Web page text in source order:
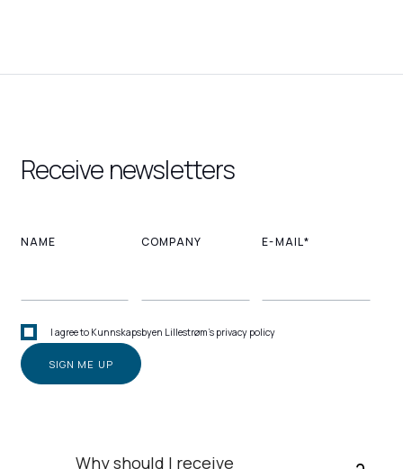
Receive newsletters
NAME COMPANY E-MAIL*
I agree to Kunnskapsbyen Lillestrøm's privacy policy
Why should I receive